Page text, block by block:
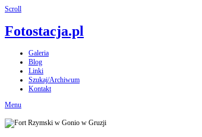
Scroll
Fotostacja.pl
Galeria
Blog
Linki
Szukaj/Archiwum
Kontakt
Menu